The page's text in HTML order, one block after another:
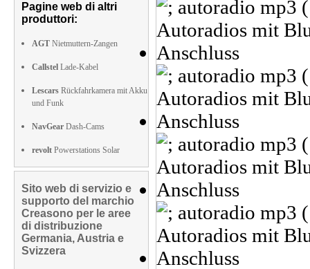
Pagine web di altri
produttori:
AGT Nietmuttern-Zangen
Callstel Lade-Kabel
Lescars Rückfahrkamera mit Akku
und Funk
NavGear Dash-Cams
revolt Powerstations Solar
Sito web di servizio e
supporto del marchio
Creasono per le aree
di distribuzione
Germania, Austria e
Svizzera